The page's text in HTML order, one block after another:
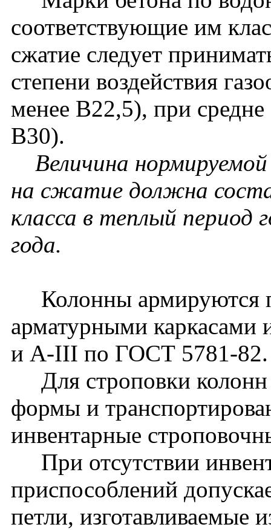
соответствующие им
сжатие следует
степени воздействия
менее В22,5), при
В30).
Величина
на сжатие должна
класса в теплый период
года.
Колонны армируются
арматурными каркасами
и A-III по ГОСТ 5781-82.
Для строповки колонн
формы и
инвентарные
При отсутствии
приспособлений
петли, изготавливаемые